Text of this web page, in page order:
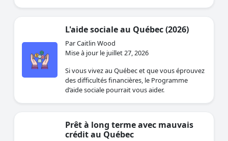
L'aide sociale au Québec (2026)
Par Caitlin Wood
Mise à jour le juillet 27, 2026
Si vous vivez au Québec et que vous éprouvez
des difficultés financières, le Programme
d’aide sociale pourrait vous aider.
Prêt à long terme avec mauvais
crédit au Québec